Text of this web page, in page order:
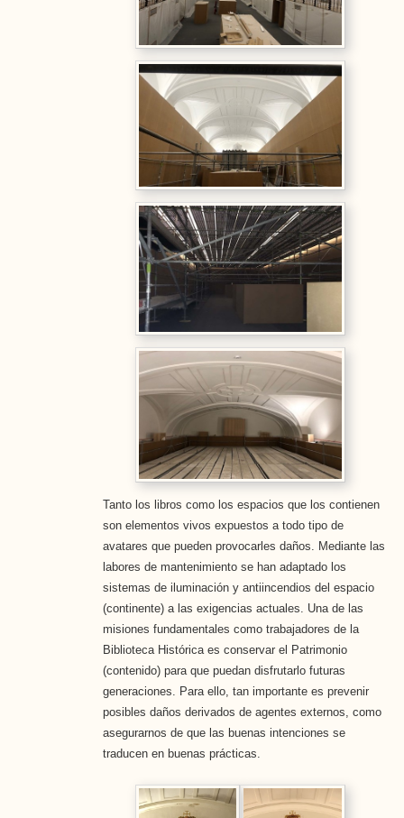
Tanto los libros como los espacios que los contienen
son elementos vivos expuestos a todo tipo de
avatares que pueden provocarles daños. Mediante las
labores de mantenimiento se han adaptado los
sistemas de iluminación y antiincendios del espacio
(continente) a las exigencias actuales. Una de las
misiones fundamentales como trabajadores de la
Biblioteca Histórica es conservar el Patrimonio
(contenido) para que puedan disfrutarlo futuras
generaciones. Para ello, tan importante es prevenir
posibles daños derivados de agentes externos, como
asegurarnos de que las buenas intenciones se
traducen en buenas prácticas.